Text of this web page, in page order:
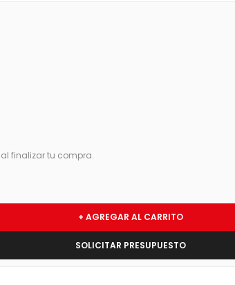
finalizar tu compra.
+ AGREGAR AL CARRITO
SOLICITAR PRESUPUESTO